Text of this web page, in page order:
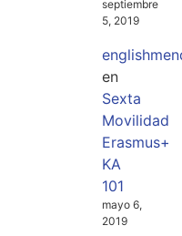
septiembre
5, 2019
en
Sexta
Movilidad
Erasmus+
KA
101
mayo 6,
2019